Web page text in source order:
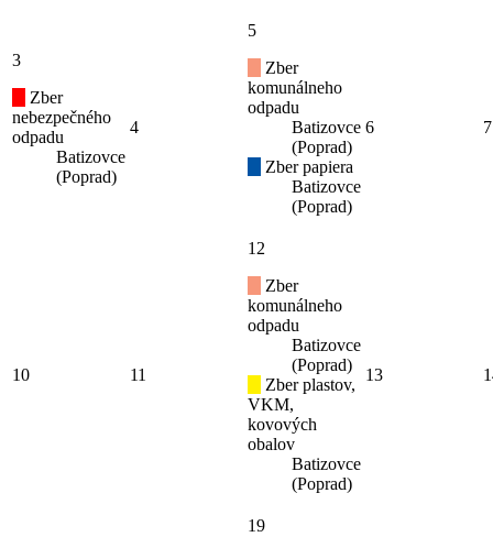
3
Zber
nebezpečného
odpadu
Batizovce
(Poprad)
4
5
Zber
komunálneho
odpadu
Batizovce
(Poprad)
Zber papiera
Batizovce
(Poprad)
6 7
10 11
12
Zber
komunálneho
odpadu
Batizovce
(Poprad)
Zber plastov,
VKM,
kovových
obalov
Batizovce
(Poprad)
13
19